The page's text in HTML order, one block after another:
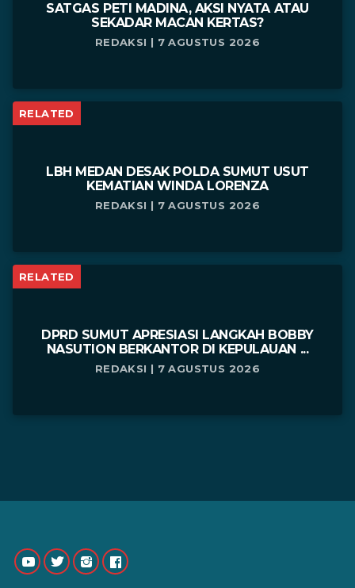
SATGAS PETI MADINA, AKSI NYATA ATAU
SEKADAR MACAN KERTAS?
REDAKSI | 7 AGUSTUS 2026
RELATED
LBH MEDAN DESAK POLDA SUMUT USUT
KEMATIAN WINDA LORENZA
REDAKSI | 7 AGUSTUS 2026
RELATED
DPRD SUMUT APRESIASI LANGKAH BOBBY
NASUTION BERKANTOR DI KEPULAUAN ...
REDAKSI | 7 AGUSTUS 2026